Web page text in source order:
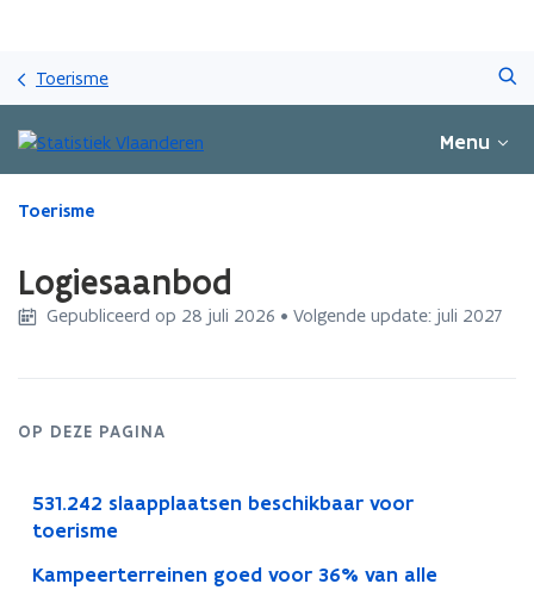
gaan
Toerisme
Menu
Gedaan
bevindt
Toerisme
Logiesaanbod
Gepubliceerd op 28 juli 2026 • Volgende update: juli 2027
OP DEZE PAGINA
531.242 slaapplaatsen beschikbaar voor
toerisme
Kampeerterreinen goed voor 36% van alle